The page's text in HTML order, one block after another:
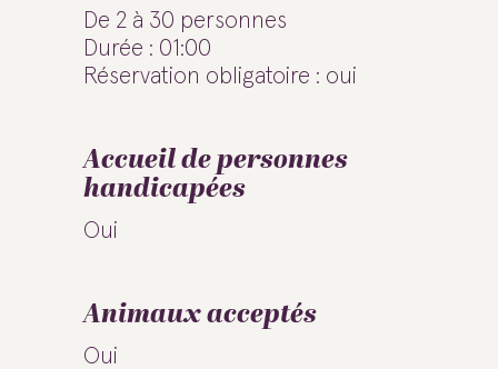
De 2 à 30 personnes
Durée : 01:00
Réservation obligatoire : oui
Accueil de personnes
handicapées
Oui
Animaux acceptés
Oui